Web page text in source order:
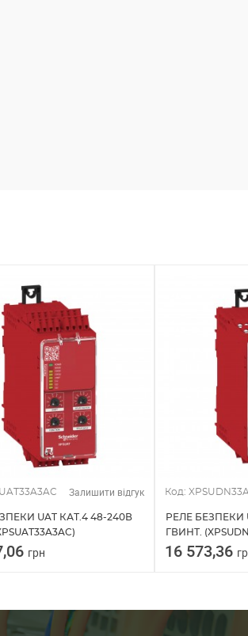
Залишити відгук
UAT КАТ.4 48-240В
грн
Код:
РЕЛЕ БЕЗПЕКИ
ГВИНТ.
16 573,36